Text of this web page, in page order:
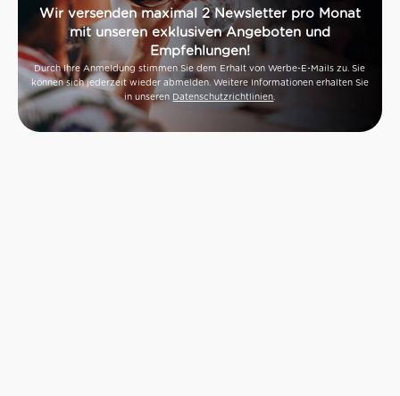
Wir versenden maximal 2 Newsletter pro Monat
mit unseren exklusiven Angeboten und
Empfehlungen!
Durch Ihre Anmeldung stimmen Sie dem Erhalt von Werbe-E-Mails zu. Sie
können sich jederzeit wieder abmelden. Weitere Informationen erhalten Sie
in unseren Datenschutzrichtlinien